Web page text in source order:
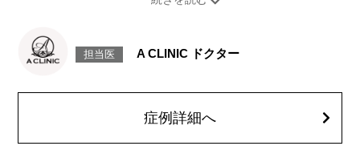
なり、目の横幅を大きく見せる施術です。
施術時間：約30分程
後一時的に生じることがございます。また、稀に細菌感染症、左右差、後
戻り、目尻のラインに段差が生じる、睫毛が切れたり抜ける、結膜腫脹な
どが生じることがございます。
オプション：笑気麻酔 3,300円(税込)
担当医 A CLINIC ドクター
症例詳細へ